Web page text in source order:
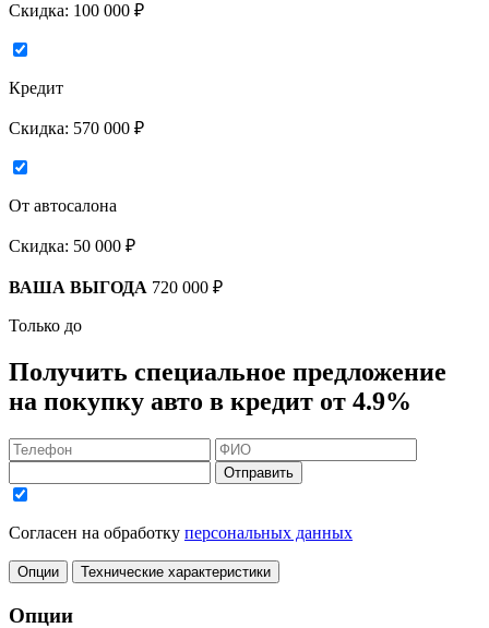
Скидка: 100 000 ₽
Кредит
Скидка: 570 000 ₽
От автосалона
Скидка: 50 000 ₽
ВАША ВЫГОДА 720 000 ₽
Только до
Получить специальное предложение
на покупку авто в кредит от 4.9%
Отправить
Согласен на обработку персональных данных
Опции Технические характеристики
Опции